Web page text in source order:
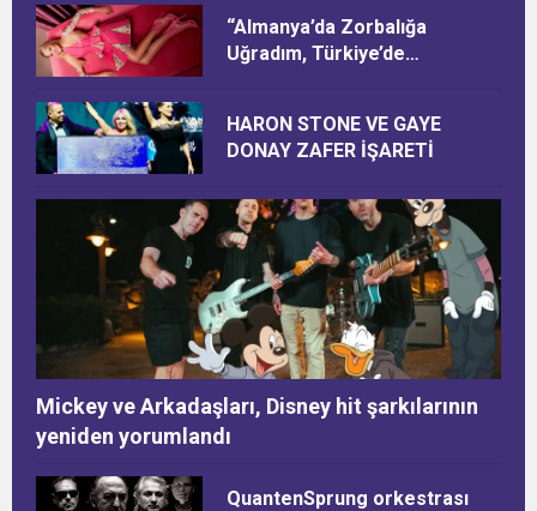
“Almanya’da Zorbalığa
Uğradım, Türkiye’de
HARON STONE VE GAYE
DONAY ZAFER İŞARETİ
Mickey ve Arkadaşları, Disney hit şarkılarının
yeniden yorumlandı
QuantenSprung orkestrası